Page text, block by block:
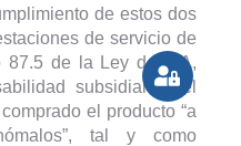
de estos dos
de servicio de
87.5 de la Ley de IVA,
subsidiaria del
el producto “a
tal y como